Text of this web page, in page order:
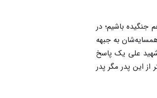
می‌شد. و من باز با خودم فکر می‌کردم که چه‌طور می‌شود ۸ سال با هم جنگیده باشیم؛ در
به جبهه
شهید علی یک پاسخ
از این پدر مگر پدر